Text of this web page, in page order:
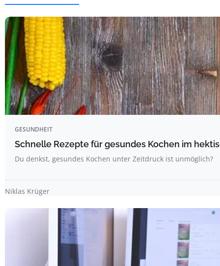
GESUNDHEIT
Schnelle Rezepte für gesundes Kochen im
Du denkst, gesundes Kochen unter Zeitdruck ist unmöglich?
Niklas Krüger